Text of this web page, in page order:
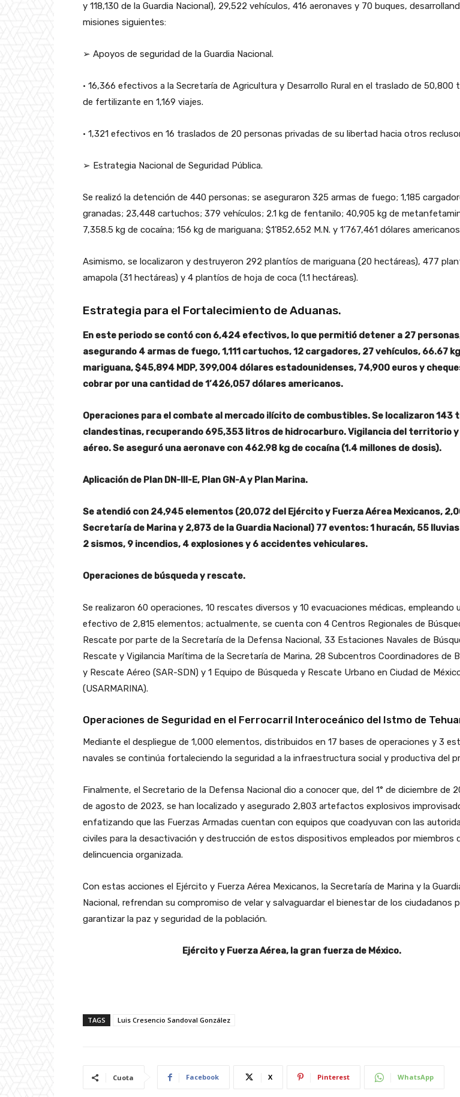
y 118,130 de la Guardia Nacional), 29,522 vehículos, 416 aeronaves y 70 buques,
misiones siguientes:
➢ Apoyos de seguridad de la Guardia Nacional.
• 16,366 efectivos a la Secretaría de Agricultura y Desarrollo Rural en el traslado de 50,800
de fertilizante en 1,169 viajes.
• 1,321 efectivos en 16 traslados de 20 personas privadas de su libertad hacia otros
➢ Estrategia Nacional de Seguridad Pública.
Se realizó la detención de 440 personas; se aseguraron 325 armas de fuego; 1,185
granadas; 23,448 cartuchos; 379 vehículos; 2.1 kg de fentanilo; 40,905 kg de
7,358.5 kg de cocaína; 156 kg de mariguana; $1’852,652 M.N. y 1’767,461 dólares
Asimismo, se localizaron y destruyeron 292 plantíos de mariguana (20 hectáreas), 477
amapola (31 hectáreas) y 4 plantíos de hoja de coca (1.1 hectáreas).
Estrategia para el Fortalecimiento de Aduanas.
En este periodo se contó con 6,424 efectivos, lo que permitió detener a 27
asegurando 4 armas de fuego, 1,111 cartuchos, 12 cargadores, 27 vehículos, 66.67
mariguana, $45,894 MDP, 399,004 dólares estadounidenses, 74,900 euros y
cobrar por una cantidad de 1’426,057 dólares americanos.
Operaciones para el combate al mercado ilícito de combustibles. Se localizaron 143
clandestinas, recuperando 695,353 litros de hidrocarburo. Vigilancia del territorio y
aéreo. Se aseguró una aeronave con 462.98 kg de cocaína (1.4 millones de dosis).
Aplicación de Plan DN-III-E, Plan GN-A y Plan Marina.
Se atendió con 24,945 elementos (20,072 del Ejército y Fuerza Aérea Mexicanos,
Secretaría de Marina y 2,873 de la Guardia Nacional) 77 eventos: 1 huracán, 55
2 sismos, 9 incendios, 4 explosiones y 6 accidentes vehiculares.
Operaciones de búsqueda y rescate.
Se realizaron 60 operaciones, 10 rescates diversos y 10 evacuaciones médicas, empleando
efectivo de 2,815 elementos; actualmente, se cuenta con 4 Centros Regionales de
Rescate por parte de la Secretaría de la Defensa Nacional, 33 Estaciones Navales de
Rescate y Vigilancia Marítima de la Secretaría de Marina, 28 Subcentros Coordinadores de
y Rescate Aéreo (SAR-SDN) y 1 Equipo de Búsqueda y Rescate Urbano en Ciudad de
(USARMARINA).
Operaciones de Seguridad en el Ferrocarril Interoceánico del Istmo de
Mediante el despliegue de 1,000 elementos, distribuidos en 17 bases de operaciones y 3
navales se continúa fortaleciendo la seguridad a la infraestructura social y productiva del
Finalmente, el Secretario de la Defensa Nacional dio a conocer que, del 1° de diciembre de
de agosto de 2023, se han localizado y asegurado 2,803 artefactos explosivos
enfatizando que las Fuerzas Armadas cuentan con equipos que coadyuvan con las
civiles para la desactivación y destrucción de estos dispositivos empleados por miembros
delincuencia organizada.
Con estas acciones el Ejército y Fuerza Aérea Mexicanos, la Secretaría de Marina y la
Nacional, refrendan su compromiso de velar y salvaguardar el bienestar de los ciudadanos
garantizar la paz y seguridad de la población.
Ejército y Fuerza Aérea, la gran fuerza de México.
TAGS Luis Cresencio Sandoval González
Cuota Facebook X Pinterest WhatsApp